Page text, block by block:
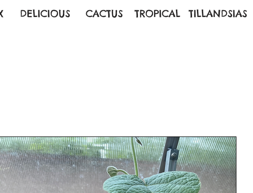
DELICIOUS CACTUS TROPICAL TILLANDSIAS